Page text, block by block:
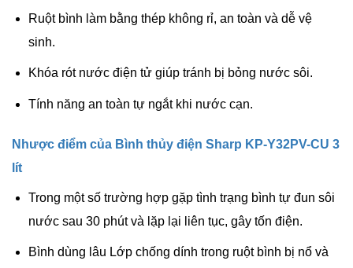
Ruột bình làm bằng thép không rỉ, an toàn và dễ vệ
sinh.
Khóa rót nước điện tử giúp tránh bị bỏng nước sôi.
Tính năng an toàn tự ngắt khi nước cạn.
Nhược điểm của Bình thủy điện Sharp KP-Y32PV-CU 3
lít
Trong một số trường hợp gặp tình trạng bình tự đun sôi
nước sau 30 phút và lặp lại liên tục, gây tốn điện.
Bình dùng lâu Lớp chống dính trong ruột bình bị nổ và